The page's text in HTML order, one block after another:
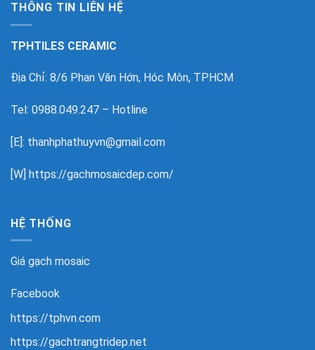
THÔNG TIN LIÊN HỆ
TPHTILES CERAMIC
Địa Chỉ: 8/6 Phan Văn Hớn, Hóc Môn, TPHCM
Tel: 0988.049.247 – Hotline
[E]: thanhphathuyvn@gmail.com
[W] https://gachmosaicdep.com/
HỆ THỐNG
Giá gạch mosaic
Facebook
https://tphvn.com
https://gachtrangtridep.net